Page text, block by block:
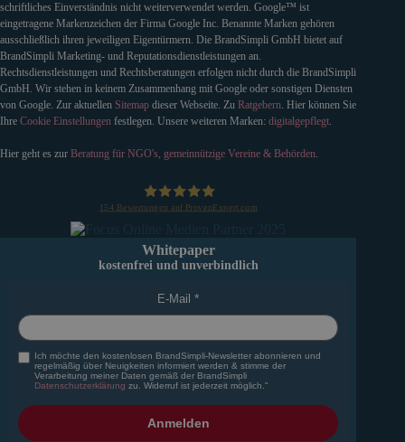
schriftliches Einverständnis nicht weiterverwendet werden. Google™ ist
eingetragene Markenzeichen der Firma Google Inc. Benannte Marken gehören
ausschließlich ihren jeweiligen Eigentürmern. Die BrandSimpli GmbH bietet auf
BrandSimpli Marketing- und Reputationsdienstleistungen an.
Rechtsdienstleistungen und Rechtsberatungen erfolgen nicht durch die BrandSimpli
GmbH. Wir stehen in keinem Zusammenhang mit Google oder sonstigen Diensten
von Google. Zur aktuellen Sitemap dieser Webseite. Zu Ratgebern. Hier können Sie
Ihre Cookie Einstellungen festlegen. Unsere weiteren Marken: digitalgepflegt.
Hier geht es zur Beratung für NGO's, gemeinnützige Vereine & Behörden.
154 Bewertungen auf ProvenExpert.com
Whitepaper
kostenfrei und unverbindlich
E-Mail
Ich möchte den kostenlosen BrandSimpli-Newsletter abonnieren und
regelmäßig über Neuigkeiten informiert werden & stimme der
Verarbeitung meiner Daten gemäß der BrandSimpli
Datenschutzerklärung zu. Widerruf ist jederzeit möglich."
Anmelden